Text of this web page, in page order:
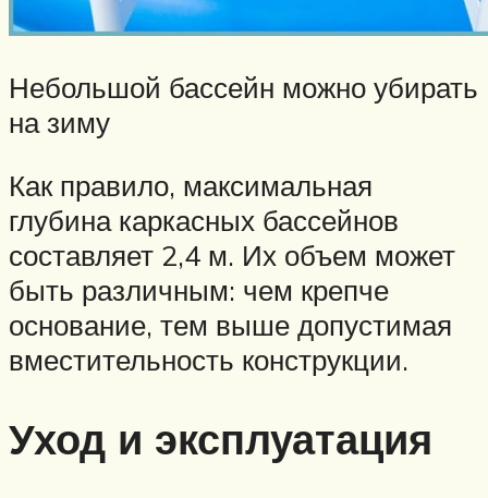
Небольшой бассейн можно убирать
на зиму
Как правило, максимальная
глубина каркасных бассейнов
составляет 2,4 м. Их объем может
быть различным: чем крепче
основание, тем выше допустимая
вместительность конструкции.
Уход и эксплуатация